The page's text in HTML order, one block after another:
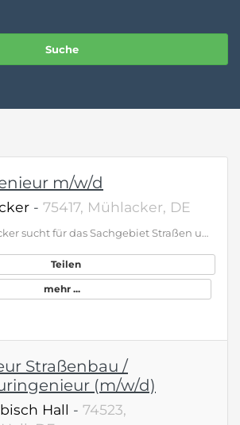
m/w/d
- 75417, Mühlacker, DE
Die Stadt Mühlacker sucht für das Sachgebiet Straßen und Verkehr im Umwelt- und Tiefbauamt zum nächstmöglichenZeitpunkt einen Tiefbauingenieur (m/w/d) in Vollzeit mit 39 Wochenstunden - unbefristet Ihre Aufgaben: -Planung, Ausschreibung, Bauleitung und Abrechnung von städtischen Tiefbaumaßnahmen im Bereich Straßen- und -Ingenieurbau -Neubau und Sanierung von städtischen Straßen, Wegen und Ingenieurbauwerken -Bauherrenfunktion in allen Leistungsphasen Ihr Profil: -Abgeschlossenes Hochschulstudium im Bereich Bauingenieurwesen mit Schwerpunkt Tiefbau -Sicherer Umgang mit VOB und HOAI -Möglichst Planungs-, Ausschreibungs- und Bauleitungserfahrung im Bereich kommunaler Tiefbaumaßnahmen -Gute EDV/CAD-Kenntnisse in den Office-Produkten -Verhandlungsgeschick und Durchsetzungsvermögen -Freundliches und sicheres Auftreten -Führerschein Klasse B Wir bieten Ihnen: -Eine interessante Aufgabe in einem kollegialen Arbeitsumfeld -Einen krisensicheren Arbeitsplatz im öffentlichen Dienst -Eine leistungsgerechte Eingruppierung entsprechend der persönlichen Voraussetzungen bis Entgeltgruppe 11 TVöD -Betriebliche Altersvorsorge und Jahressonderzahlung -Zuschuss zum ÖPNV und Dienstradleasing Haben wir Ihr Interesse geweckt? Dann freuen wir uns über Ihre aussagekräftige Bewerbung bis spätestens 24.05.2026. Für Fragen stehen Ihnen Frau Wein, Tel. 07041/876-135 und bei Fragen zum Aufgabengebiet Herr Weyhersmüller, Tel.07041/876-290 zur Verfügung. Weitere Informationen zu unserer Stadt erhalten Sie im Internet unter www.muehlacker.de Stadtverwaltung Mühlacker Kelterplatz 7 75417 Mühlacker www.muehlacker.de
Teilen
mehr ...
Straßenbau /
(m/w/d)
Hall - 74523,